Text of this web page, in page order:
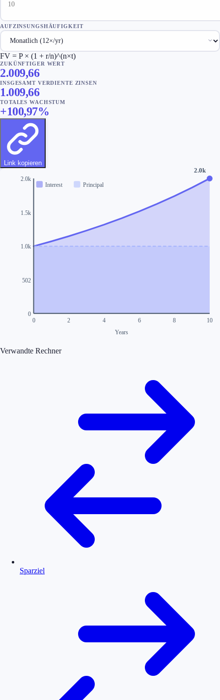
AUFZINSUNGSHÄUFIGKEIT
FV = P × (1 + r/n)^(n×t)
ZUKÜNFTIGER WERT
2.009,66
INSGESAMT VERDIENTE ZINSEN
1.009,66
TOTALES WACHSTUM
+100,97%
Link kopieren
0
502
1.0k
1.5k
2.0k
2.0k
0 2 4 6 8 10
Interest Principal
Years
Verwandte Rechner
Sparziel